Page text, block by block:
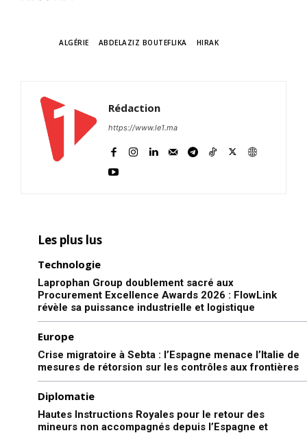
ALGÉRIE ABDELAZIZ BOUTEFLIKA HIRAK
Rédaction
https://www.le1.ma
Les plus lus
Technologie
Laprophan Group doublement sacré aux
Procurement Excellence Awards 2026 : FlowLink
révèle sa puissance industrielle et logistique
Europe
Crise migratoire à Sebta : l’Espagne menace l’Italie de
mesures de rétorsion sur les contrôles aux frontières
Diplomatie
Hautes Instructions Royales pour le retour des
mineurs non accompagnés depuis l’Espagne et